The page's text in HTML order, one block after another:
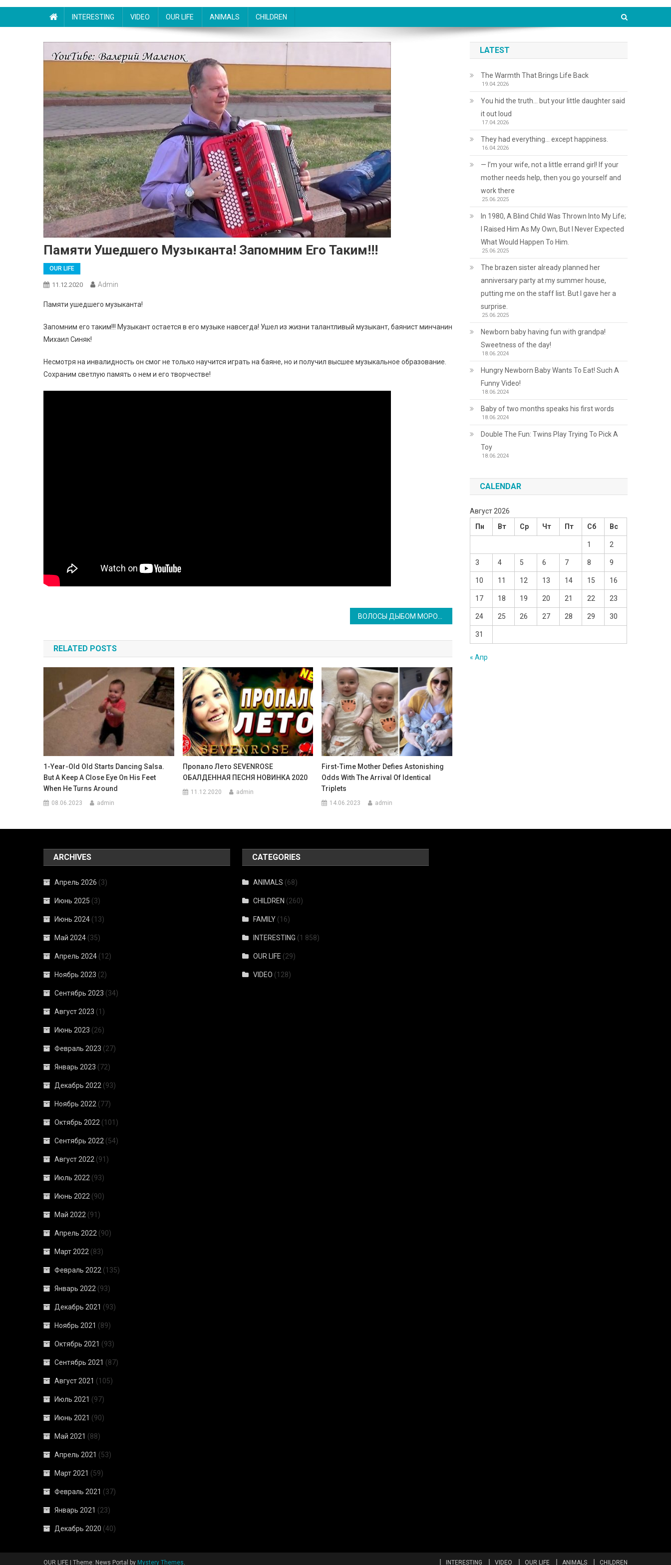
INTERESTING VIDEO OUR LIFE ANIMALS CHILDREN
Памяти Ушедшего Музыканта! Запомним Его Таким!!!
OUR LIFE
11.12.2020 Admin
Памяти ушедшего музыканта!
Запомним его таким!!! Музыкант остается в его музыке навсегда! Ушел из жизни талантливый музыкант, баянист минчанин
Михаил Синяк!
Несмотря на инвалидность он смог не только научится играть на баяне, но и получил высшее музыкальное образование.
Сохраним светлую память о нем и его творчестве!
по
записям
RELATED POSTS
1-Year-Old Old Starts Dancing Salsa.
But A Keep A Close Eye On His Feet
When He Turns Around
08.06.2023 admin
Пропало Лето SEVENROSE
ОБАЛДЕННАЯ ПЕСНЯ НОВИНКА 2020
11.12.2020 admin
First-Time Mother Defies Astonishing
Odds With The Arrival Of Identical
Triplets
14.06.2023 admin
LATEST
The Warmth That Brings Life Back
19.04.2026
You hid the truth… but your little daughter said
it out loud
17.04.2026
They had everything… except happiness.
16.04.2026
— I’m your wife, not a little errand girl! If your
mother needs help, then you go yourself and
work there
25.06.2025
In 1980, A Blind Child Was Thrown Into My Life;
I Raised Him As My Own, But I Never Expected
What Would Happen To Him.
25.06.2025
The brazen sister already planned her
anniversary party at my summer house,
putting me on the staff list. But I gave her a
surprise.
25.06.2025
Newborn baby having fun with grandpa!
Sweetness of the day!
18.06.2024
Hungry Newborn Baby Wants To Eat! Such A
Funny Video!
18.06.2024
Baby of two months speaks his first words
18.06.2024
Double The Fun: Twins Play Trying To Pick A
Toy
18.06.2024
CALENDAR
Август 2026
Пн
Вт Ср Чт Пт Сб Вс
1 2
3 4 5 6 7 8 9
10 11 12 13 14 15 16
17 18 19 20 21 22 23
24 25 26 27 28 29 30
31
« Апр
ARCHIVES
Апрель 2026 (3)
Июнь 2025 (3)
Июнь 2024 (13)
Май 2024 (35)
Апрель 2024 (12)
Ноябрь 2023 (2)
Сентябрь 2023 (34)
Август 2023 (1)
Июнь 2023 (26)
Февраль 2023 (27)
Январь 2023 (72)
Декабрь 2022 (93)
Ноябрь 2022 (77)
Октябрь 2022 (101)
Сентябрь 2022 (54)
Август 2022 (91)
Июль 2022 (93)
Июнь 2022 (90)
Май 2022 (91)
Апрель 2022 (90)
Март 2022 (83)
Февраль 2022 (135)
Январь 2022 (93)
Декабрь 2021 (93)
Ноябрь 2021 (89)
Октябрь 2021 (93)
Сентябрь 2021 (87)
Август 2021 (105)
Июль 2021 (97)
Июнь 2021 (90)
Май 2021 (88)
Апрель 2021 (53)
Март 2021 (59)
Февраль 2021 (37)
Январь 2021 (23)
Декабрь 2020 (40)
CATEGORIES
ANIMALS (68)
CHILDREN (260)
FAMILY (16)
INTERESTING (1 858)
OUR LIFE (29)
VIDEO (128)
OUR LIFE | Theme: News Portal by Mystery Themes INTERESTING VIDEO OUR LIFE ANIMALS CHILDREN